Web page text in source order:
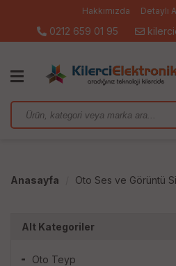
Hakkımızda Detaylı
0212 659 01 95
Anasayfa Oto Ses ve Görüntü
Alt Kategoriler
Oto Teyp